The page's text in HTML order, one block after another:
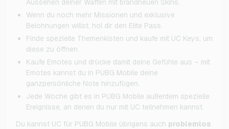
Aussehen deiner Waffen mit brandneuen Skins.
Wenn du noch mehr Missionen und exklusive
Belohnungen willst, hol dir den Elite Pass.
Finde spezielle Themenkisten und kaufe mit UC Keys, um
diese zu öffnen.
Kaufe Emotes und drücke damit deine Gefühle aus – mit
Emotes kannst du in PUBG Mobile deine
ganzpersönliche Note hinzufügen.
Jede Woche gibt es in PUBG Mobile außerdem spezielle
Ereignisse, an denen du nur mit UC teilnehmen kannst.
Du kannst UC für PUBG Mobile übrigens auch problemlos